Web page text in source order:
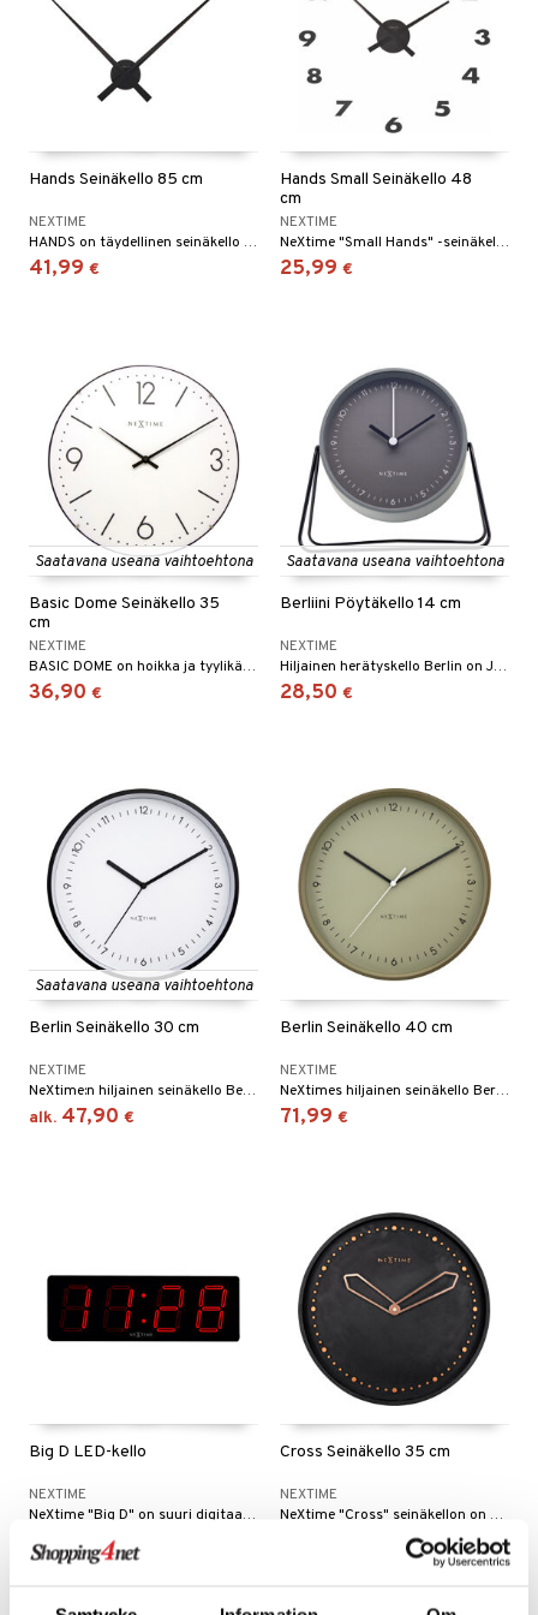
Hands Seinäkello 85 cm
NEXTIME
HANDS on täydellinen seinäkello moderniin kotiin, joka unelmoi yksinkertaisuudesta ja mutkattomasta muotoilusta. HANDS on minimalistinen suuruus, joka antaa sinulle aikaa nauttia sen taiteellisesta ilmaisusta seinällä.
41,99 €
Hands Small Seinäkello 48
cm
NEXTIME
NeXtime "Small Hands" -seinäkello on pieni ja minimalistinen muotoilultaan, joka sopii jokaiseen sisustukseen. Kellon viisarit ovat kapeita lehtiä, jotka on valmistettu alumiinista. Se toimitetaan numeroiden kanssa, joissa on kaksipuolinen teippi, jotta voit kiinnittää numerot seinälle ja luoda oman seinätaidekellosi.
25,99 €
Saatavana useana vaihtoehtona
Basic Dome Seinäkello 35
cm
NEXTIME
BASIC DOME on hoikka ja tyylikäs seinäkello, jossa on suuret, selkeät numerot. Lasikupu suojaa viisareita ja antaa kellolle ainutlaatuisen ilmeen.
36,90 €
Saatavana useana vaihtoehtona
Berliini Pöytäkello 14 cm
NEXTIME
Hiljainen herätyskello Berlin on Jette Scheibin moderni ja tyylikäs muotoilu. Pöytäkellossa on hienovaraisia yksityiskohtia mattametallisessa kotelossa, jossa on samaa sävyä oleva kellotaulu.
28,50 €
Saatavana useana vaihtoehtona
Berlin Seinäkello 30 cm
NEXTIME
NeXtime:n hiljainen seinäkello Berlin (30 cm) on moderni ja tyylikäs kello, jonka on suunnitellut Jette Scheib. Kellossa on hienovaraisia yksityiskohtia mattapintaisessa alumiinikotelossa, ja sen värilevy on trendikkään värinen.
alk. 47,90 €
Berlin Seinäkello 40 cm
NEXTIME
NeXtimes hiljainen seinäkello Berlin on moderni ja tyylikäs kello, jonka on suunnitellut Jette Scheib. Kellossa on hienovaraisia yksityiskohtia mattapintaisessa teräskuoressa, jossa on yhteensopiva värilevy.
71,99 €
Big D LED-kello
NEXTIME
NeXtime "Big D" on suuri digitaalinen seinä- ja pöytäkello. Kellossa on musta muovikotelo, kun taas kellotaulu on valmistettu lasista ja siinä on punainen LED-valaistus.
207,90 €
Cross Seinäkello 35 cm
NEXTIME
NeXtime "Cross" seinäkellon on suunnitellut Chantal Drenthe ja Jette Scheib. Vahva ja kiehtova kontrasti kylmän karhean betonin ja kiiltävän ruusukullan välillä tekee tästä kellosta todellisen katseenvangitsijan trendikkäässä ja modernissa kodissa.